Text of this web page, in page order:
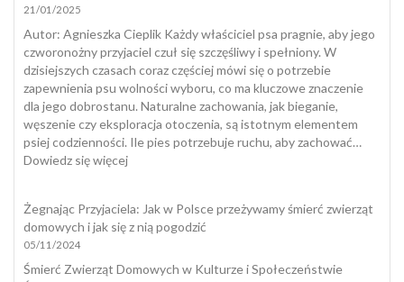
badanie
ogólnopolskie
21/01/2025
​Autor: Agnieszka Cieplik Każdy właściciel psa pragnie, aby jego
czworonożny przyjaciel czuł się szczęśliwy i spełniony. W
dzisiejszych czasach coraz częściej mówi się o potrzebie
zapewnienia psu wolności wyboru, co ma kluczowe znaczenie
dla jego dobrostanu. Naturalne zachowania, jak bieganie,
węszenie czy eksploracja otoczenia, są istotnym elementem
psiej codzienności. Ile pies potrzebuje ruchu, aby zachować…
Dowiedz się więcej:
Żegnając Przyjaciela: Jak w Polsce przeżywamy śmierć zwierząt
domowych i jak się z nią pogodzić
05/11/2024
Śmierć Zwierząt Domowych w Kulturze i Społeczeństwie